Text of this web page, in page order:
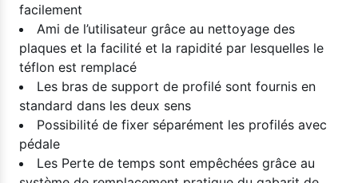
facilement
Ami de l’utilisateur grâce au nettoyage des
plaques et la facilité et la rapidité par lesquelles le
téflon est remplacé
Les bras de support de profilé sont fournis en
standard dans les deux sens
Possibilité de fixer séparément les profilés avec
pédale
Les Perte de temps sont empêchées grâce au